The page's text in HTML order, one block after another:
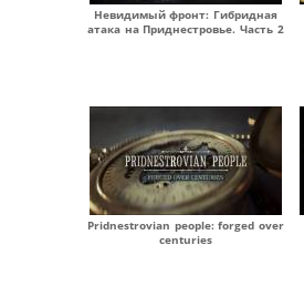
Невидимый фронт: Гибридная
атака на Приднестровье. Часть 2
Pridnestrovian people: forged over
centuries